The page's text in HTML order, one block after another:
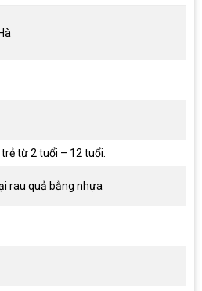
từ 2 tuổi – 12 tuổi.
rau quả bằng nhựa